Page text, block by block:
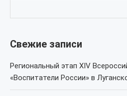
Свежие записи
Региональный этап XIV
«Воспитатели России» в